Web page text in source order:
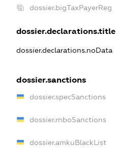
dossier.bigTaxPayerReg
dossier.declarations.title
dossier.declarations.noData
dossier.sanctions
dossier.specSanctions
dossier.rnboSanctions
dossier.amkuBlackList